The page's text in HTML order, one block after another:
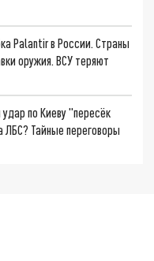
Palantir в России. Страны
оружия. ВСУ теряют
по Киеву "пересёк
Тайные переговоры